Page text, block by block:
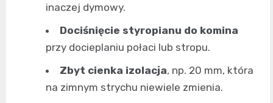
inaczej dymowy.
Dociśnięcie styropianu do komina
przy docieplaniu połaci lub stropu.
Zbyt cienka izolacja, np. 20 mm, która
na zimnym strychu niewiele zmienia.